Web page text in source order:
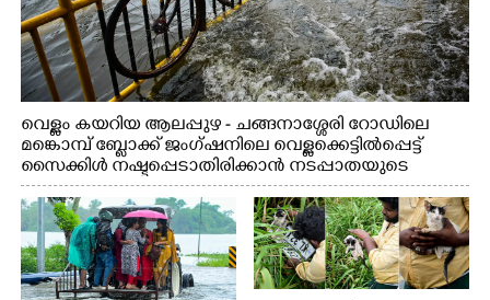
വെള്ളം കയറിയ ആലപ്പുഴ - ചങ്ങനാശ്ശേരി റോഡിലെ
മങ്കൊമ്പ് ബ്ലോക്ക് ജംഗ്ഷനിലെ വെള്ളക്കെട്ടിൽപ്പെട്ട്
സൈക്കിൾ നഷ്ടപ്പെടാതിരിക്കാൻ നടപ്പാതയുടെ
കൈവരിയിൽ കെട്ടിവച്ചിരിക്കുന്ന കാഴ്ച